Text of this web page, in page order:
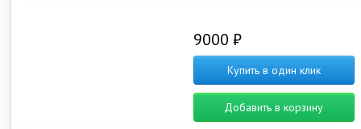
9000 ₽
Купить в один клик
Добавить в корзину